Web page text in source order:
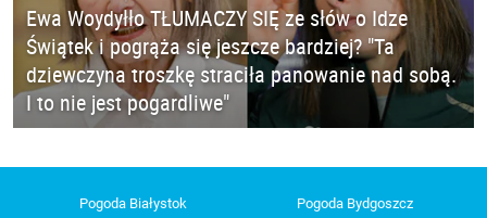
Ewa Woydyłło TŁUMACZY SIĘ ze słów o Idze
Świątek i pogrąża się jeszcze bardziej? "Ta
dziewczyna troszkę straciła panowanie nad sobą.
I to nie jest pogardliwe"
Pogoda Białystok Pogoda Bydgoszcz